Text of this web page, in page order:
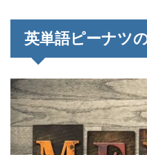
英単語ピーナツ